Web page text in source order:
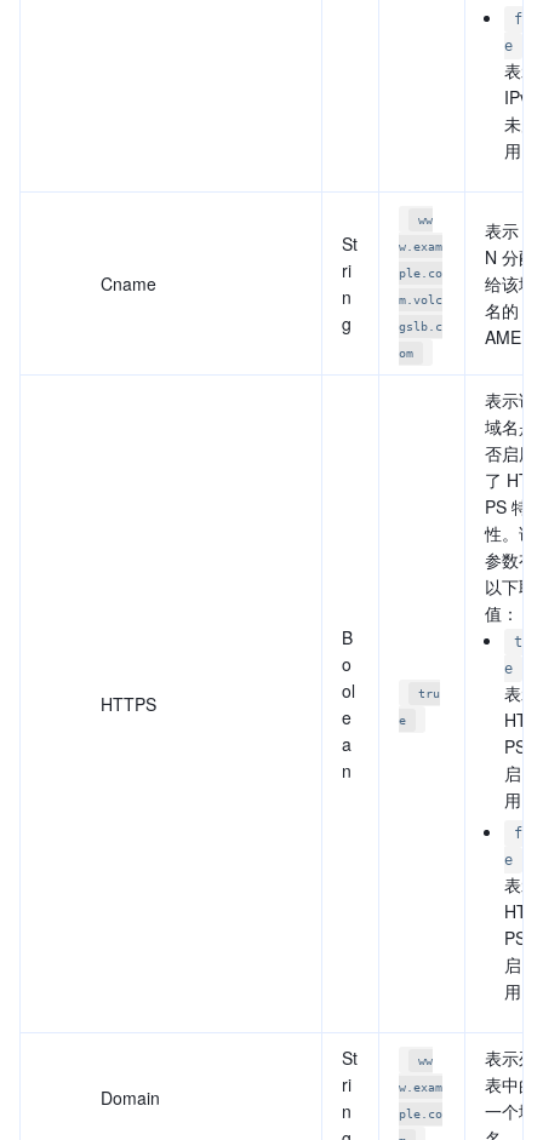
e
表示
IPv6
未启
用。
Cname
St
ri
n
g
ww
w.exam
ple.co
m.volc
gslb.c
om
表示
N 分配
给该域
名的
AME。
HTTPS
B
o
ol
e
a
n
tru
e
表示该
域名是
否启用
了 HTT
PS 特
性。该
参数有
以下取
值：
tru
e
表示
HTT
PS
启
用。
e
表示
HTT
PS
启
用。
Domain
St
ri
n
ww
w.exam
ple.co
表示列
表中的
一个域